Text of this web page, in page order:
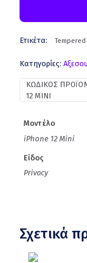
Ετικέτα: Tempered
Κατηγορίες:
ΚΩΔΙΚΌΣ
12 MINI
Μοντέλο
iPhone 12 Mini
Είδος
Privacy
Σχετικά